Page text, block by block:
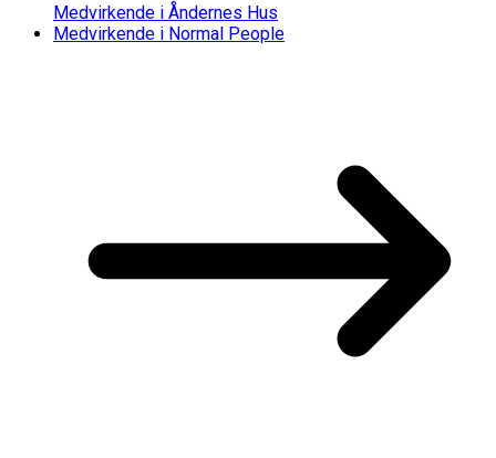
Medvirkende i Åndernes Hus
Medvirkende i Normal People